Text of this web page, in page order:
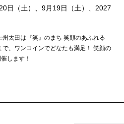
日（土）、9月19日（土）、2027
太田は『笑』のまち 笑顔のあふれる
で、ワンコインでどなたも満足！ 笑顔の
します！